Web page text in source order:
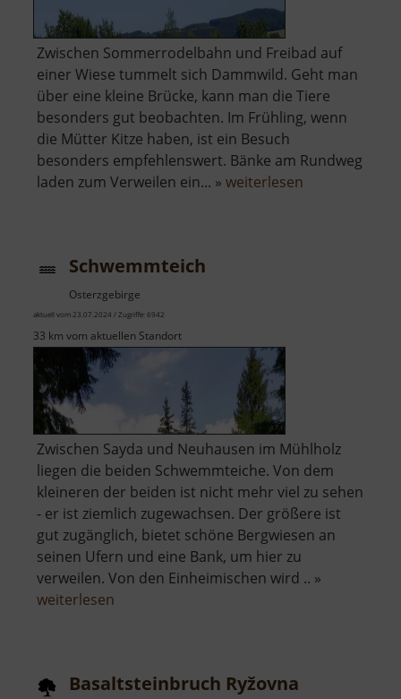
Zwischen Sommerrodelbahn und Freibad auf
einer Wiese tummelt sich Dammwild. Geht man
über eine kleine Brücke, kann man die Tiere
besonders gut beobachten. Im Frühling, wenn
die Mütter Kitze haben, ist ein Besuch
besonders empfehlenswert. Bänke am Rundweg
laden zum Verweilen ein... » weiterlesen
Schwemmteich
Osterzgebirge
aktuell vom 23.07.2024 / Zugriffe: 6942
33 km vom aktuellen Standort
Zwischen Sayda und Neuhausen im Mühlholz
liegen die beiden Schwemmteiche. Von dem
kleineren der beiden ist nicht mehr viel zu sehen
- er ist ziemlich zugewachsen. Der größere ist
gut zugänglich, bietet schöne Bergwiesen an
seinen Ufern und eine Bank, um hier zu
verweilen. Von den Einheimischen wird .. »
weiterlesen
Basaltsteinbruch Ryžovna